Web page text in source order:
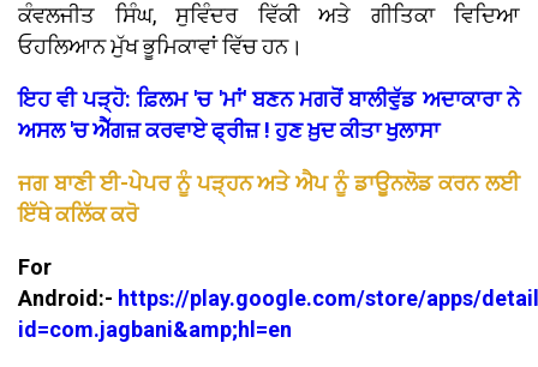
ਕੰਵਲਜੀਤ ਸਿੰਘ, ਸੁਵਿੰਦਰ ਵਿੱਕੀ ਅਤੇ ਗੀਤਿਕਾ ਵਿਦਿਆ
ਓਹਲਿਆਨ ਮੁੱਖ ਭੂਮਿਕਾਵਾਂ ਵਿੱਚ ਹਨ।
ਇਹ ਵੀ ਪੜ੍ਹੋ: ਫ਼ਿਲਮ 'ਚ 'ਮਾਂ' ਬਣਨ ਮਗਰੋਂ ਬਾਲੀਵੁੱਡ ਅਦਾਕਾਰਾ ਨੇ
ਅਸਲ 'ਚ ਐੱਗਜ਼ ਕਰਵਾਏ ਫ੍ਰੀਜ਼ ! ਹੁਣ ਖ਼ੁਦ ਕੀਤਾ ਖੁਲਾਸਾ
ਜਗ ਬਾਣੀ ਈ-ਪੇਪਰ ਨੂੰ ਪੜ੍ਹਨ ਅਤੇ ਐਪ ਨੂੰ ਡਾਊਨਲੋਡ ਕਰਨ ਲਈ
ਇੱਥੇ ਕਲਿੱਕ ਕਰੋ
For
Android:- https://play.google.com/store/apps/
id=com.jagbani&amp;hl=en